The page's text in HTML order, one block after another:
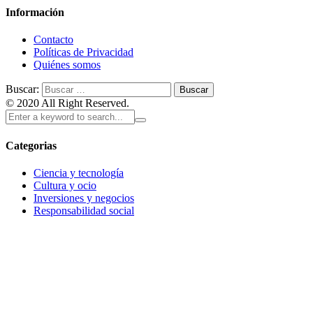
Información
Contacto
Políticas de Privacidad
Quiénes somos
Buscar:
© 2020 All Right Reserved.
Categorias
Ciencia y tecnología
Cultura y ocio
Inversiones y negocios
Responsabilidad social